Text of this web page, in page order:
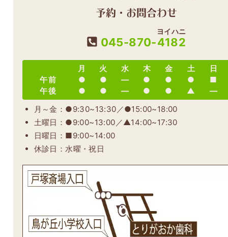
予約・お問合わせ
045-870-4182
ヨイハニ
月 火 水 木 金 土
日
午前
● ● ― ● ● ●
■
午後
● ● ― ● ● ▲
―
月～金：●9:30~13:30／●15:00~18:00
土曜日：●9:00~13:00／▲14:00~17:30
日曜日：■9:00~14:00
休診日：水曜・祝日